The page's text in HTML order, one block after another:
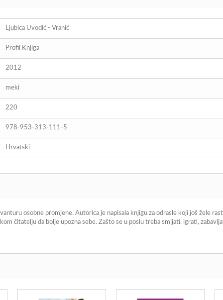
Ljubica Uvodić - Vranić
Profil Knjiga
2012
meki
220
978-953-313-111-5
Hrvatski
osobne promjene. Autorica je napisala knjigu za odrasle koji još žele
čitatelju da bolje upozna sebe. Zašto se u poslu treba smijati, igrati,